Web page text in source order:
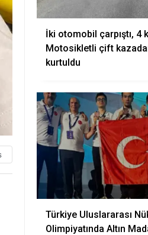
İki otomobil çarpıştı, 4
Motosikletli çift
kurtuldu
Türkiye Uluslararası
Olimpiyatında Altın